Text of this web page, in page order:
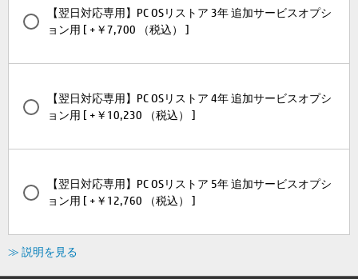
【翌日対応専用】PC OSリストア 3年 追加サービスオプシ
ョン用 [ +￥7,700 （税込） ]
【翌日対応専用】PC OSリストア 4年 追加サービスオプシ
ョン用 [ +￥10,230 （税込） ]
【翌日対応専用】PC OSリストア 5年 追加サービスオプシ
ョン用 [ +￥12,760 （税込） ]
≫ 説明を見る